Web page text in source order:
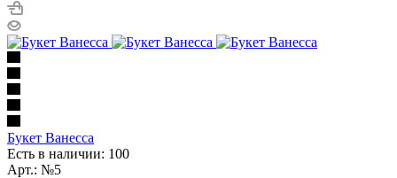
Букет Ванесса
Есть в наличии: 100
Арт.: №5